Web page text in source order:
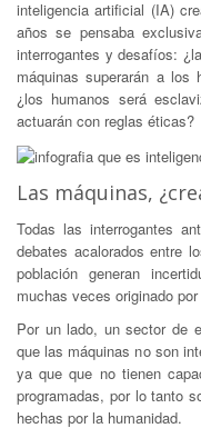
inteligencia artificial (IA)
años se pensaba
interrogantes y desafíos:
máquinas superarán a los
¿los humanos será
actuarán con reglas éticas?
Las máquinas,
Todas las interrogantes
debates acalorados entre
población generan
muchas veces originado
Por un lado, un sector de
que las máquinas no son
ya que que no tienen
programadas, por lo tanto
hechas por la humanidad.